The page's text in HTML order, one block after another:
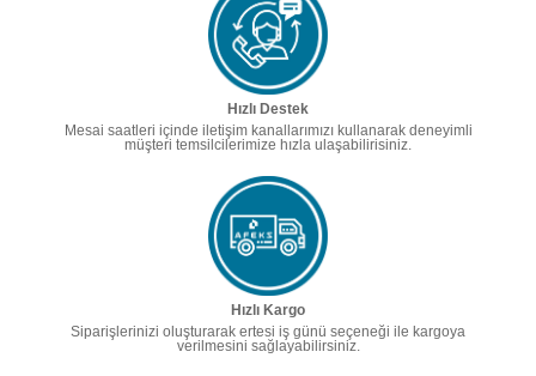
Hızlı Destek
Mesai saatleri içinde iletişim kanallarımızı kullanarak deneyimli
müşteri temsilcilerimize hızla ulaşabilirisiniz.
Hızlı Kargo
Siparişlerinizi oluşturarak ertesi iş günü seçeneği ile kargoya
verilmesini sağlayabilirsiniz.